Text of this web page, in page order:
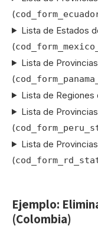
(
Lista de Estados
(
Lista de
(
Lista de Regiones
Lista de
(
Lista de
(
Ejemplo:
(Colombia)